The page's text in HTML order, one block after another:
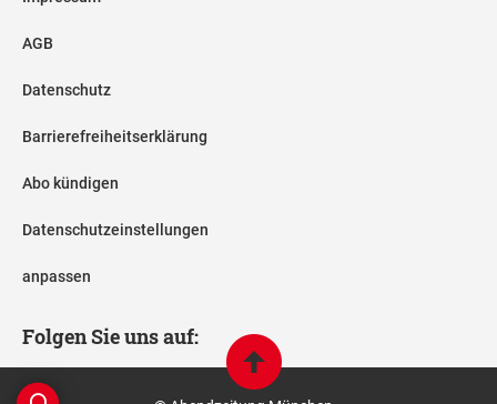
AGB
Datenschutz
Barrierefreiheitserklärung
Abo kündigen
Datenschutzeinstellungen
anpassen
Folgen Sie uns auf: